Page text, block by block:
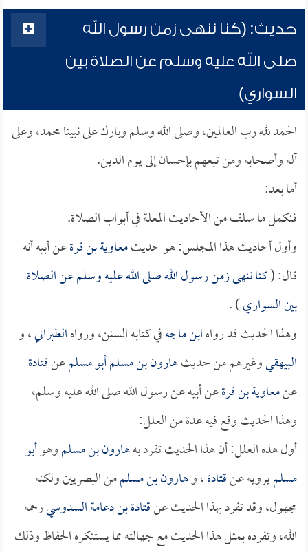
حديث: (كنا ننهى زمن رسول الله
صلى الله عليه وسلم عن الصلاة بين
السواري)
الحمد لله رب العالمين، وصلى الله وسلم وبارك على نبينا محمد، وعلى
آله وأصحابه ومن تبعهم بإحسان إلى يوم الدين.
أما بعد:
فنكمل ما سلف من الأحاديث المعلة في أبواب الصلاة.
وأول أحاديث هذا المجلس: هو حديثمعاوية بن قرةعن أبيه أنه
قال: (كنا ننهى زمن رسول الله صلى الله عليه وسلم عن الصلاة
بين السواري) .
وهذا الحديث قد رواهابن ماجهفي كتابه السنن، ورواهالطبراني، و
البيهقيوغيرهم من حديثهارون بن مسلم أبو مسلمعنقتادة
عنمعاوية بن قرةعن أبيه عن رسول الله صلى الله عليه وسلم،
وهذا الحديث وقع فيه عدة من العلل:
أول هذه العلل: أن هذا الحديث تفرد بههارون بن مسلموهوأبو
مسلميرويه عنقتادة، وهارون بن مسلممن البصريين ولكنه
مجهول، وقد تفرد بهذا الحديث عنقتادة بن دعامة السدوسيرحمه
الله، وتفرده بمثل هذا الحديث مع جهالته مما يستنكره الحفاظ وذلك